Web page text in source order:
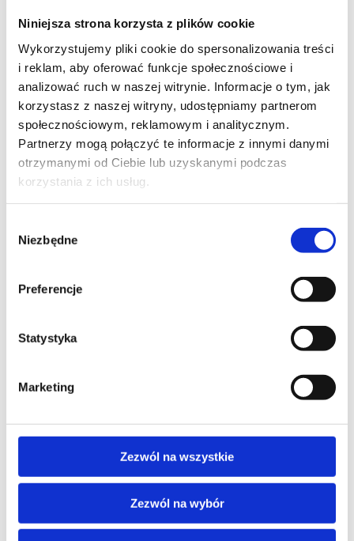
Niniejsza strona korzysta z plików cookie
Wykorzystujemy pliki cookie do spersonalizowania treści
i reklam, aby oferować funkcje społecznościowe i
analizować ruch w naszej witrynie. Informacje o tym, jak
korzystasz z naszej witryny, udostępniamy partnerom
społecznościowym, reklamowym i analitycznym.
Partnerzy mogą połączyć te informacje z innymi danymi
otrzymanymi od Ciebie lub uzyskanymi podczas
korzystania z ich usług.
zgody
Niezbędne
Preferencje
Statystyka
Marketing
Zezwól na wszystkie
Zezwól na wybór
od 2 500,00PLN
+ 23% VAT (3 075,00PLN brutto)
RPA
Robotic Process Automation Manager
PL
od 2 500,00
RPA
Robotic Process Automation Manager